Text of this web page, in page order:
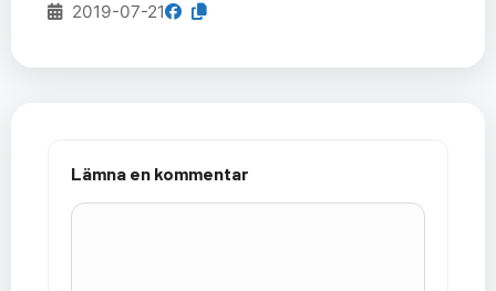
2019-07-21
Lämna en kommentar
Kommentar